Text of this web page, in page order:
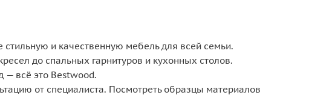
и качественную мебель для всей семьи.
до спальных гарнитуров и кухонных столов.
— всё это Bestwood.
от специалиста. Посмотреть образцы материалов